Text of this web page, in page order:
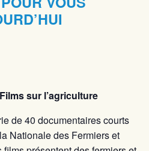
sur l’agriculture
de 40 documentaires courts
Nationale des Fermiers et